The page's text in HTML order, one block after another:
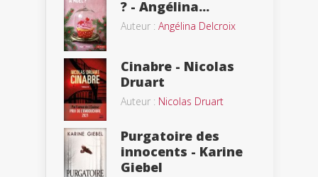
? - Angélina...
Auteur : Angélina Delcroix
Cinabre - Nicolas
Druart
Auteur : Nicolas Druart
Purgatoire des
innocents - Karine
Giebel